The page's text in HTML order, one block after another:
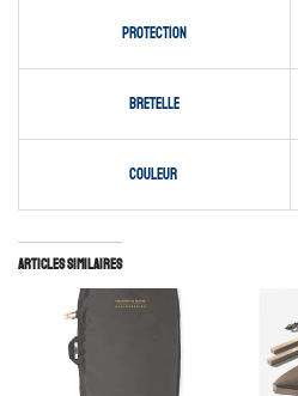
Protection
Bretelle
Couleur
Articles similaires